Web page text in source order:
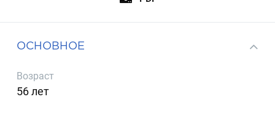
ОСНОВНОЕ
Возраст
56 лет